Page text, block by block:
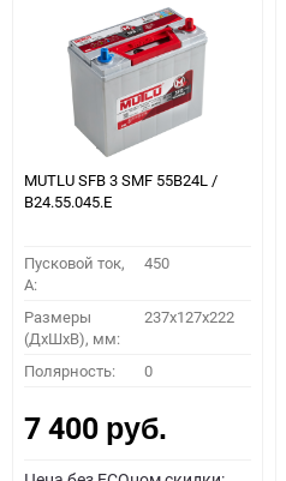
MUTLU SFB 3 SMF 55B24L /
B24.55.045.E
Пусковой ток,
A:
450
Размеры
(ДхШхВ), мм:
237x127x222
Полярность: 0
7 400 руб.